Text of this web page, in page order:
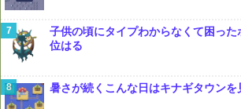
子供の頃にタイプわからなくて困った
位はる
暑さが続くこんな日はキナギタウンを